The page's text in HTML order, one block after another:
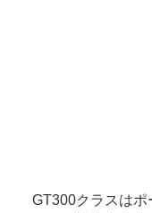
GT300クラスはポ